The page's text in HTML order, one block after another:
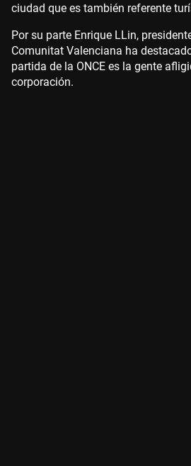
ciudad que es también referente
Por su parte Enrique LLin,
Comunitat Valenciana ha
partida de la ONCE es la gente
corporación.